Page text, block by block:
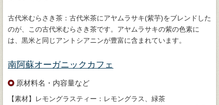
古代米むらさき茶：古代米茶にアヤムラサキ(紫芋)をブレンドした
のが、この古代米むらさき茶です。アヤムラサキの紫の色素に
は、黒米と同じアントシアニンが豊富に含まれています。
南阿蘇オーガニックカフェ
原材料名・内容量など
【素材】レモングラスティー：レモングラス、緑茶